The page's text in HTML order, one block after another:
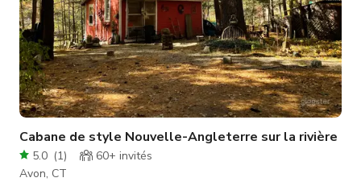
Cabane de style Nouvelle-Angleterre sur la rivière
5.0 (1) 60+ invités
Avon, CT